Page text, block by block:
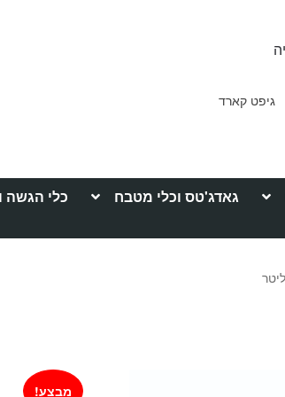
גיפט קארד
גאדג'טס וכלי מטבח כלי הגשה
מבצע!